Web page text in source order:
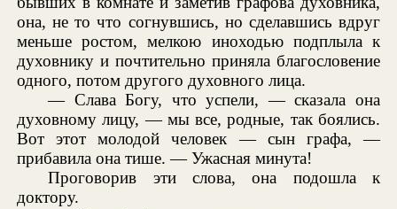
она, не то что согнувшись, но сделавшись вдруг
меньше ростом, мелкою иноходью подплыла к
духовнику и почтительно приняла благословение
одного, потом другого духовного лица.
— Слава Богу, что успели, — сказала она
духовному лицу, — мы все, родные, так боялись.
Вот этот молодой человек — сын графа, —
прибавила она тише. — Ужасная минута!
Проговорив эти слова, она подошла к
доктору.